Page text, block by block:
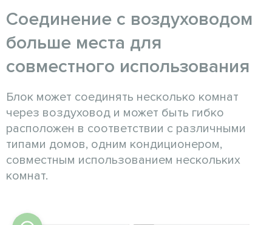
Cоединение с воздуховодом
больше места для
совместного использования
Блок может соединять несколько комнат
через воздуховод и может быть гибко
расположен в соответствии с различными
типами домов, одним кондиционером,
совместным использованием нескольких
комнат.